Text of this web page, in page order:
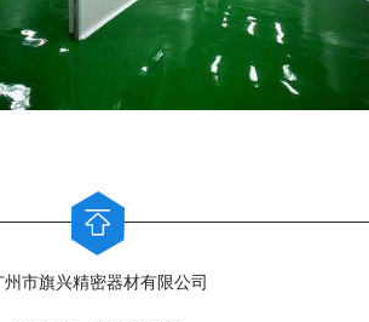
州市旗兴精密器材有限公司